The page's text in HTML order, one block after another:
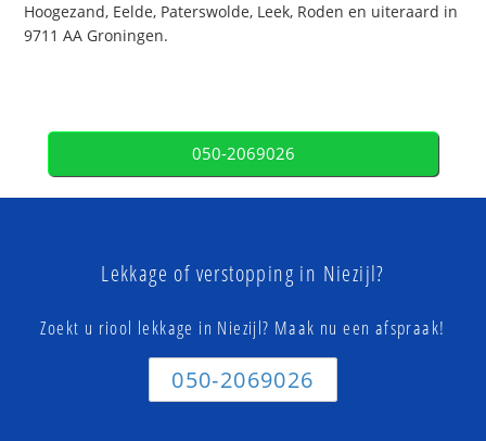
Hoogezand, Eelde, Paterswolde, Leek, Roden en uiteraard in
9711 AA Groningen.
050-2069026
Lekkage of verstopping in Niezijl?
Zoekt u riool lekkage in Niezijl? Maak nu een afspraak!
050-2069026